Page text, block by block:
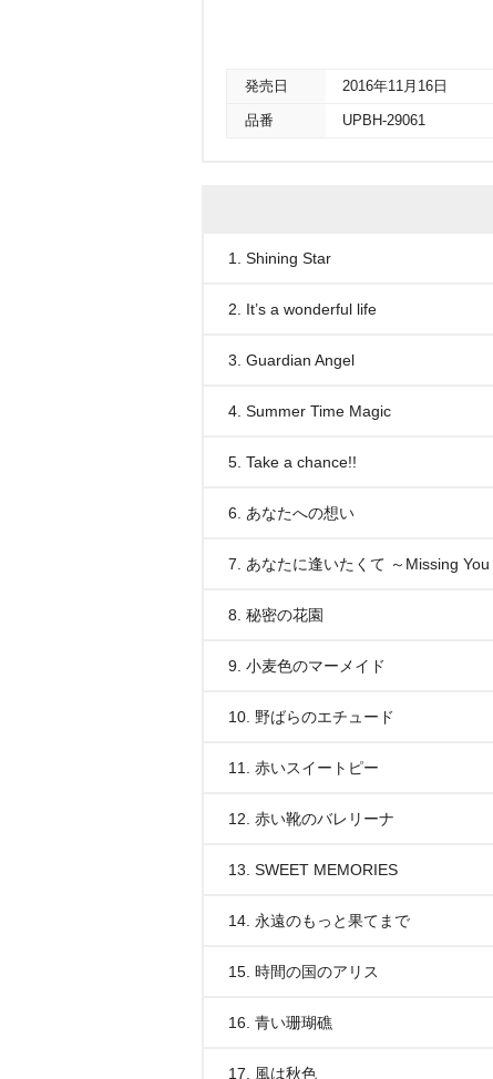
発売日 2016年11月16日
品番 UPBH-29061
1. Shining Star
2. It’s a wonderful life
3. Guardian Angel
4. Summer Time Magic
5. Take a chance!!
6. あなたへの想い
7. あなたに逢いたくて ～Missing You
8. 秘密の花園
9. 小麦色のマーメイド
10. 野ばらのエチュード
11. 赤いスイートピー
12. 赤い靴のバレリーナ
13. SWEET MEMORIES
14. 永遠のもっと果てまで
15. 時間の国のアリス
16. 青い珊瑚礁
17. 風は秋色